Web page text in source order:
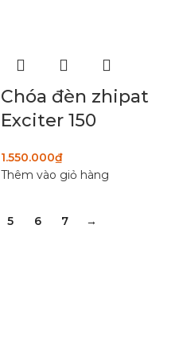
Chóa đèn zhipat
Exciter 150
1.550.000₫
Thêm vào giỏ hàng
5 6 7 →